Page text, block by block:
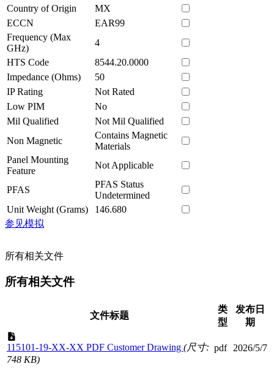
Country of Origin
MX
ECCN
EAR99
Frequency (Max
GHz)
4
HTS Code
8544.20.0000
Impedance (Ohms)
50
IP Rating
Not Rated
Low PIM
No
Mil Qualified
Not Mil Qualified
Non Magnetic
Contains Magnetic
Materials
Panel Mounting
Feature
Not Applicable
PFAS
PFAS Status
Undetermined
Unit Weight (Grams)
146.680
参见模拟
所有相关文件
所有相关文件
文件标题
类
型
发布日
期
115101-19-XX-XX PDF Customer Drawing (尺寸:
748 KB)
pdf 2026/5/7